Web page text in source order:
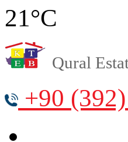
21°C
Qural
+90